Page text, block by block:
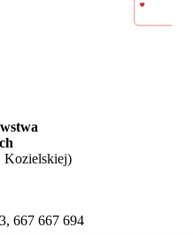
Kozielskiej)
667 667 694